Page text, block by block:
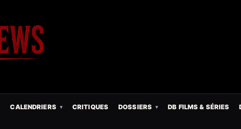
CALENDRIERS CRITIQUES DOSSIERS DB FILMS & SÉRIES